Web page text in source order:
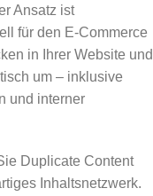
Ansatz ist
für den E-Commerce
in Ihrer Website und
um – inklusive
und interner
Duplicate Content
Inhaltsnetzwerk.